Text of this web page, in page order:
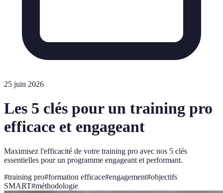
25 juin 2026
Les 5 clés pour un training pro
efficace et engageant
Maximisez l'efficacité de votre training pro avec nos 5 clés
essentielles pour un programme engageant et performant.
#training pro#formation efficace#engagement#objectifs
SMART#méthodologie